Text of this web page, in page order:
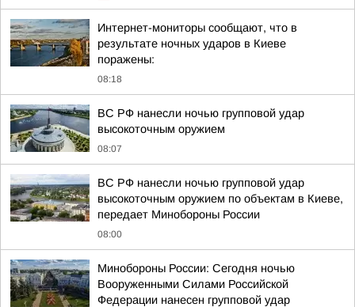
Интернет-мониторы сообщают, что в
результате ночных ударов в Киеве
поражены:
08:18
ВС РФ нанесли ночью групповой удар
высокоточным оружием
08:07
ВС РФ нанесли ночью групповой удар
высокоточным оружием по объектам в Киеве,
передает Минобороны России
08:00
Минобороны России: Сегодня ночью
Вооруженными Силами Российской
Федерации нанесен групповой удар